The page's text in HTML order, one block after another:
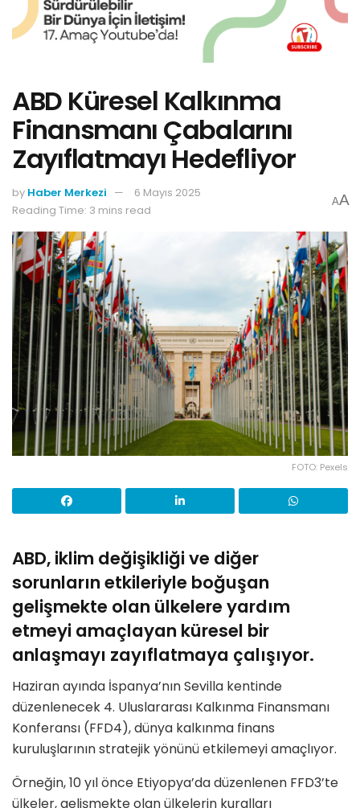
ABD Küresel Kalkınma
Finansmanı Çabalarını
Zayıflatmayı Hedefliyor
by Haber Merkezi
6 Mayıs 2025
Reading Time: 3 mins read
AA
FOTO: Pexels
ABD, iklim değişikliği ve diğer
sorunların etkileriyle boğuşan
gelişmekte olan ülkelere yardım
etmeyi amaçlayan küresel bir
anlaşmayı zayıflatmaya çalışıyor.
Haziran ayında İspanya’nın Sevilla kentinde
düzenlenecek 4. Uluslararası Kalkınma Finansmanı
Konferansı (FFD4), dünya kalkınma finans
kuruluşlarının stratejik yönünü etkilemeyi amaçlıyor.
Örneğin, 10 yıl önce Etiyopya’da düzenlenen FFD3’te
ülkeler, gelişmekte olan ülkelerin kuralları